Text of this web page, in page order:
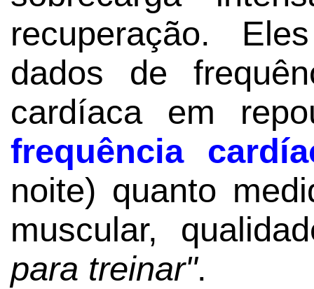
recuperação.
dados de
cardíaca em
frequência
noite) quanto
muscular,
para treinar".